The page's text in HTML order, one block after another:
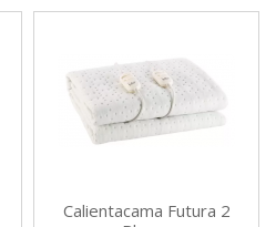
Calientacama Futura 2